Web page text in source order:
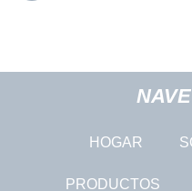
HOGAR
PRODUCTOS